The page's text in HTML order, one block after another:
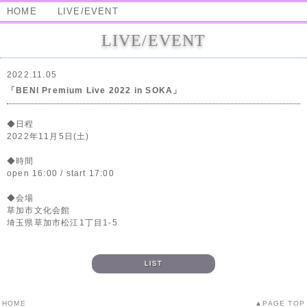
HOME LIVE/EVENT
LIVE/EVENT
2022.11.05
「BENI Premium Live 2022 in SOKA」
◆日程
2022年11月5日(土)
◆時間
open 16:00 / start 17:00
◆会場
草加市文化会館
埼玉県草加市松江1丁目1-5
LIST
HOME PAGE TOP